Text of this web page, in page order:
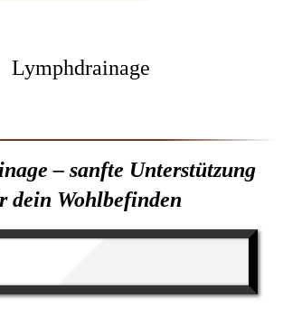
Lymphdrainage
– sanfte Unterstützung
dein Wohlbefinden